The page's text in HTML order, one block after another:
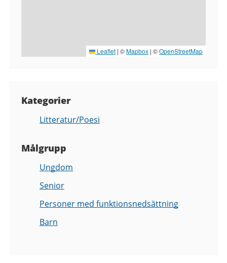
Leaflet | ©Mapbox | ©OpenStreetMap
Kategorier
Litteratur/Poesi
Målgrupp
Ungdom
Senior
Personer med funktionsnedsättning
Barn